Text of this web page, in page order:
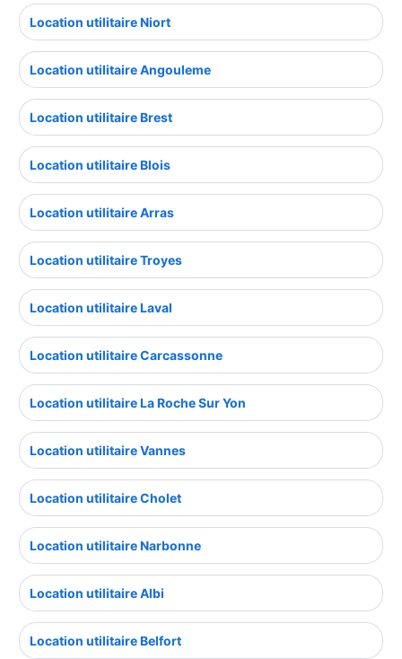
Location utilitaire Niort
Location utilitaire Angouleme
Location utilitaire Brest
Location utilitaire Blois
Location utilitaire Arras
Location utilitaire Troyes
Location utilitaire Laval
Location utilitaire Carcassonne
Location utilitaire La Roche Sur Yon
Location utilitaire Vannes
Location utilitaire Cholet
Location utilitaire Narbonne
Location utilitaire Albi
Location utilitaire Belfort